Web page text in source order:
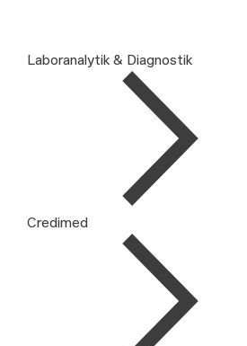
Laboranalytik & Diagnostik
Credimed